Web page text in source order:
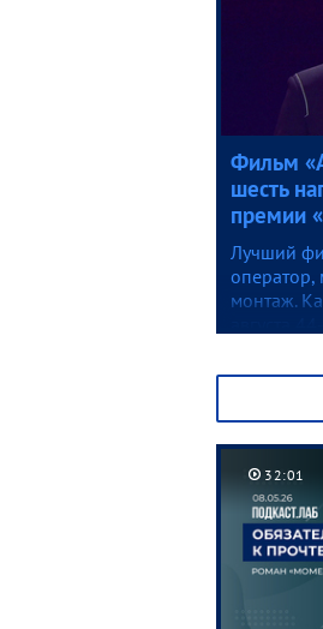
Фильм
шесть
премии
Лучший
оператор,
монтаж.
про
32:01